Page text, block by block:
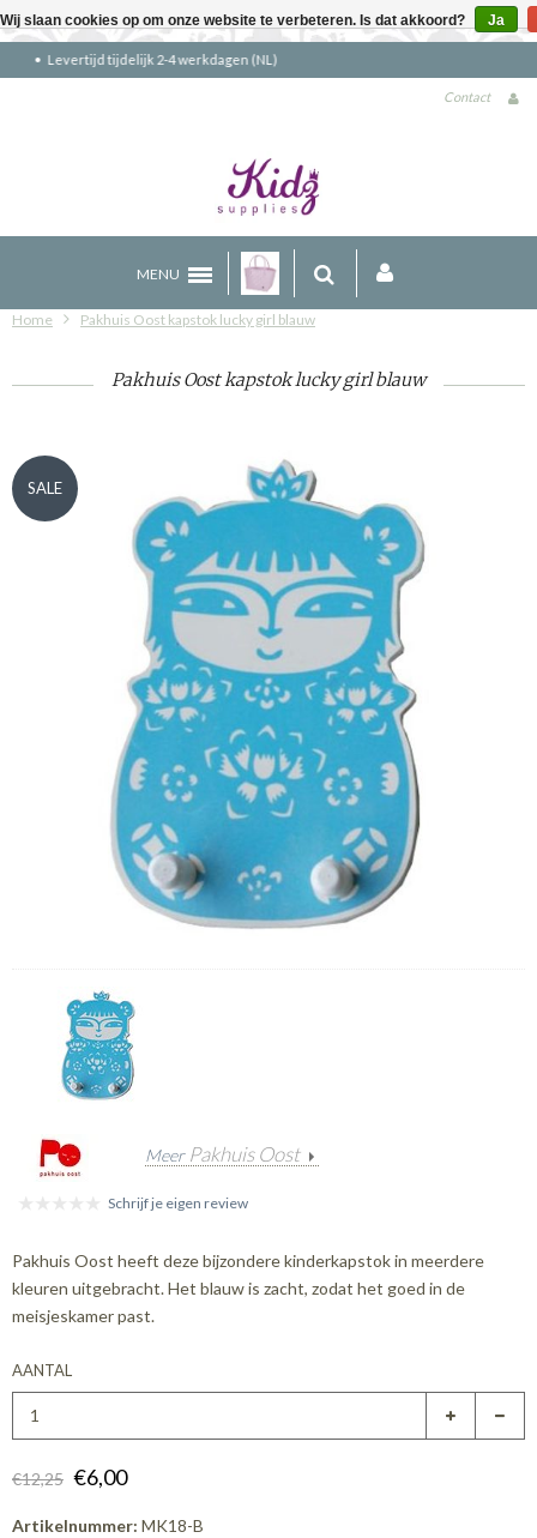
Gratis verzending boven €90 (NL)
Contact
MENU
Home Pakhuis Oost kapstok lucky girl blauw
Pakhuis Oost kapstok lucky girl blauw
SALE
Meer Pakhuis Oost
Schrijf je eigen review
Pakhuis Oost heeft deze bijzondere kinderkapstok in meerdere
kleuren uitgebracht. Het blauw is zacht, zodat het goed in de
meisjeskamer past.
AANTAL
€12,25 €6,00
Artikelnummer: MK18-B
Wij slaan cookies op om onze website te verbeteren. Is dat akkoord? Ja